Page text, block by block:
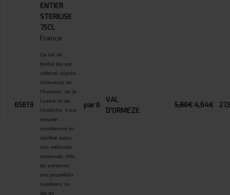
65619
ENTIER
STERILISE
75CL
France
Ce lait de
brebis bio est
collecté auprès
d'éleveurs de
l'Aveyron, de la
Lozère et de
l'Ardèche. Il est
ensuite
conditionné et
stérilisé selon
une méthode
artisanale. Afin
de préserver
ses propriétés
nutritives, ce
lait de
par 6
VAL
D'ORMEZE
5,80€ 4,64€